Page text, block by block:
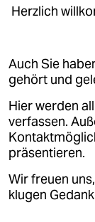
Herzlich
Auch Sie
gehört und
Hier werden
verfassen.
präsentieren.
Wir freuen
klugen